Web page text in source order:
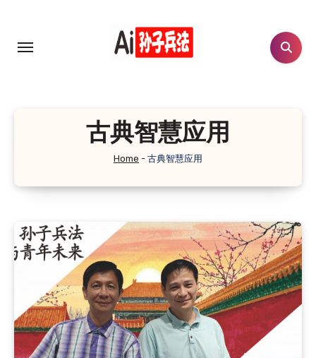
content
古典智慧应用
Home - 古典智慧应用